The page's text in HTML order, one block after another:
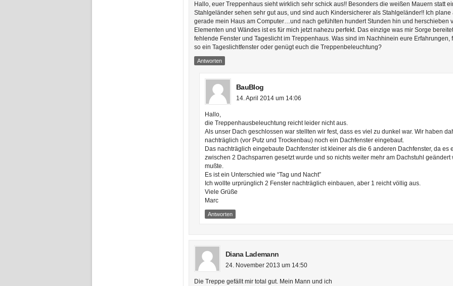
Hallo, euer Treppenhaus sieht wirklich sehr schick aus!! Besonders die weißen Mauern statt
Stahlgeländer sehen sehr gut aus, und sind auch Kindersicherer als Stahlgeländer!! Ich plane
gerade mein Haus am Computer…und nach gefühlten hundert Stunden hin und herschieben
Elementen und Wändes ist es für mich jetzt nahezu perfekt. Das einzige was mir Sorge
fehlende Fenster und Tageslicht im Treppenhaus. Was sind im Nachhinein eure Erfahrungen,
so ein Tageslichtfenster oder genügt euch die Treppenbeleuchtung?
Antworten
BauBlog
14. April 2014 um 14:06
Hallo,
die Treppenhausbeleuchtung reicht leider nicht aus.
Als unser Dach geschlossen war stellten wir fest, dass es viel zu dunkel war. Wir haben
nachträglich (vor Putz und Trockenbau) noch ein Dachfenster eingebaut.
Das nachträglich eingebaute Dachfenster ist kleiner als die 6 anderen Dachfenster, da es
zwischen 2 Dachsparren gesetzt wurde und so nichts weiter mehr am Dachstuhl geändert
mußte.
Es ist ein Unterschied wie “Tag und Nacht”
Ich wollte urprünglich 2 Fenster nachträglich einbauen, aber 1 reicht völlig aus.
Viele Grüße
Marc
Antworten
Diana Lademann
24. November 2013 um 14:50
Die Treppe gefällt mir total gut. Mein Mann und ich